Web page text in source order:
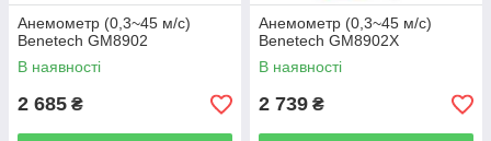
Анемометр (0,3~45 м/с)
Benetech GM8902
В наявності
2 685 ₴
Анемометр (0,3~45 м/с)
Benetech GM8902X
В наявності
2 739 ₴